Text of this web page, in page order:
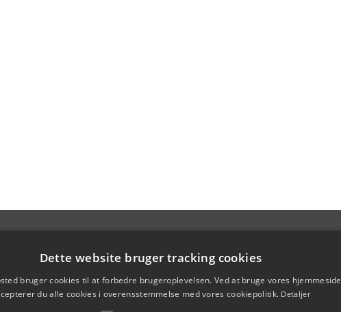
Dette website bruger tracking cookies
bruger cookies til at forbedre brugeroplevelsen. Ved at bruge vores hjemmeside
du alle cookies i overensstemmelse med vores cookiepolitik. Detaljer